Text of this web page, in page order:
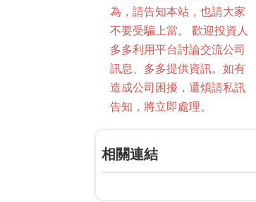
為，請告知本站，也請大家
不要受騙上當。 歡迎投資人
多多利用平台討論交流公司
訊息、多多提供資訊。如有
造成公司困擾，還煩請私訊
告知，將立即處理。
相關連結